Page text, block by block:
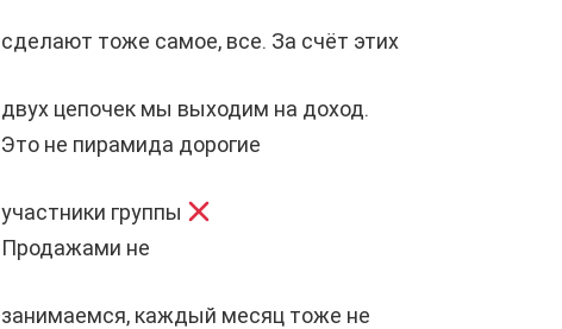
сделают тоже самое, все. За счёт этих
двух цепочек мы выходим на доход.
Это не пирамида дорогие
участники группы
Продажами не
занимаемся, каждый месяц тоже не